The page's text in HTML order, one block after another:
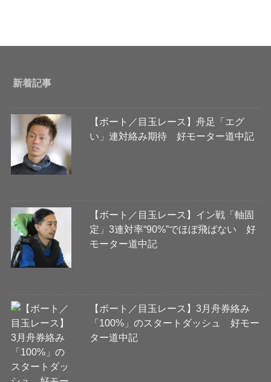
新着記事
【ボート／目玉レース】舟足「エグ
い」連対絡み期待 好モーター道中記
【ボート／目玉レース】イン戦「軸固
定」3連対率“90%”でほぼ飛ばない 好
モーター道中記
【ボート／目玉レース】3月舟券絡み
「100%」のスタートダッシュ 好モー
ター道中記